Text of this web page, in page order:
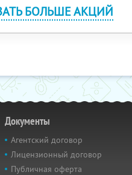
БОЛЬШЕ АКЦИЙ
Документы
Агентский договор
Лицензионный договор
Публичная оферта